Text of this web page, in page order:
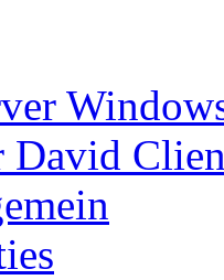
David